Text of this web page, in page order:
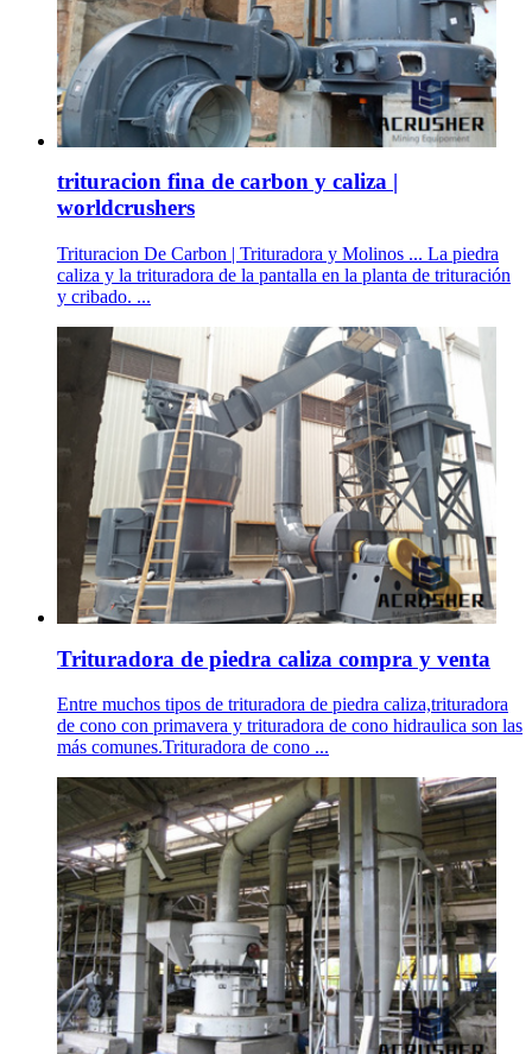
trituracion fina de carbon y caliza |
worldcrushers
Trituracion De Carbon | Trituradora y Molinos ... La piedra
caliza y la trituradora de la pantalla en la planta de trituración
y cribado. ...
Trituradora de piedra caliza compra y venta
Entre muchos tipos de trituradora de piedra caliza,trituradora
de cono con primavera y trituradora de cono hidraulica son las
más comunes.Trituradora de cono ...